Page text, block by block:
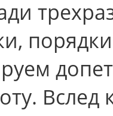
Вслед